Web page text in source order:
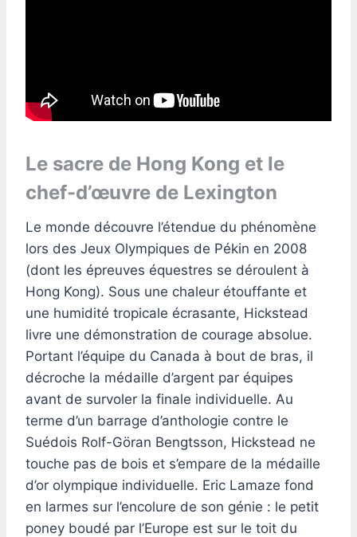
Le sacre de Hong Kong et le
chef-d’œuvre de Lexington
Le monde découvre l’étendue du phénomène
lors des Jeux Olympiques de Pékin en 2008
(dont les épreuves équestres se déroulent à
Hong Kong). Sous une chaleur étouffante et
une humidité tropicale écrasante, Hickstead
livre une démonstration de courage absolue.
Portant l’équipe du Canada à bout de bras, il
décroche la médaille d’argent par équipes
avant de survoler la finale individuelle. Au
terme d’un barrage d’anthologie contre le
Suédois Rolf-Göran Bengtsson, Hickstead ne
touche pas de bois et s’empare de la médaille
d’or olympique individuelle. Eric Lamaze fond
en larmes sur l’encolure de son génie : le petit
poney boudé par l’Europe est sur le toit du